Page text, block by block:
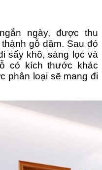
ngày, được thu
gỗ dăm. Sau đó
sấy khô, sàng lọc và
có kích thước khác
phân loại sẽ mang đi